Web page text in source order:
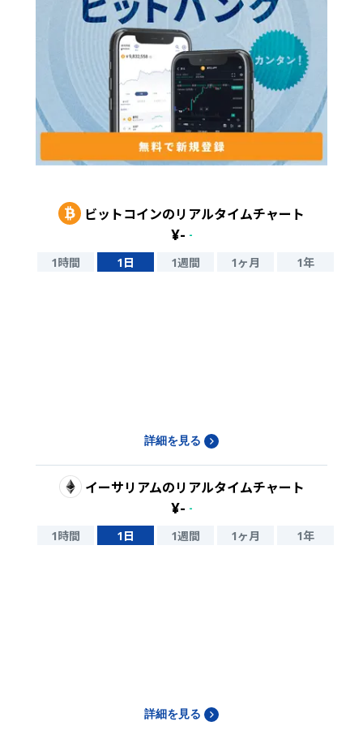
ビットコインのリアルタイムチャート
¥- -
1時間 1日 1週間 1ヶ月 1年
詳細を見る
イーサリアムのリアルタイムチャート
¥- -
1時間 1日 1週間 1ヶ月 1年
詳細を見る